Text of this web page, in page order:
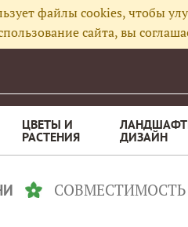
файлы cookies, чтобы
сайта, вы
ЦВЕТЫ И
РАСТЕНИЯ
ДИЗАЙН